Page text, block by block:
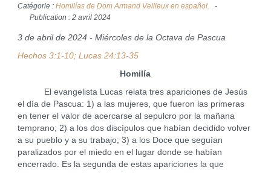
Catégorie : Homilías de Dom Armand Veilleux en español.
Publication : 2 avril 2024
3 de abril de 2024 - Miércoles de la Octava de Pascua
Hechos 3:1-10; Lucas 24:13-35
Homilía
El evangelista Lucas relata tres apariciones de Jesús
el día de Pascua: 1) a las mujeres, que fueron las primeras
en tener el valor de acercarse al sepulcro por la mañana
temprano; 2) a los dos discípulos que habían decidido volver
a su pueblo y a su trabajo; 3) a los Doce que seguían
paralizados por el miedo en el lugar donde se habían
encerrado. Es la segunda de estas apariciones la que